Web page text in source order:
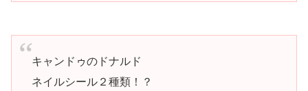
キャンドゥのドナルド
ネイルシール２種類！？